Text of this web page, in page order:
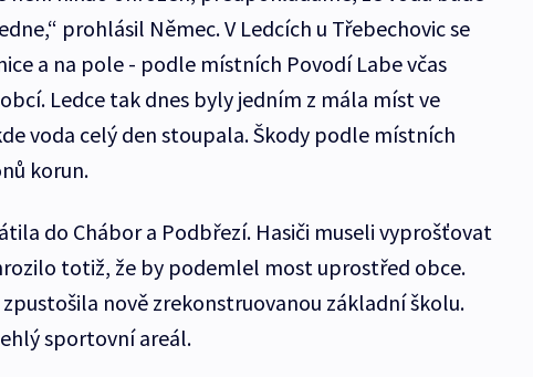
prohlásil Němec. V Ledcích u Třebechovic se
a na pole - podle místních Povodí Labe včas
Ledce tak dnes byly jedním z mála míst ve
voda celý den stoupala. Škody podle místních
korun.
do Chábor a Podbřezí. Hasiči museli vyprošťovat
totiž, že by podemlel most uprostřed obce.
nově zrekonstruovanou základní školu.
sportovní areál.